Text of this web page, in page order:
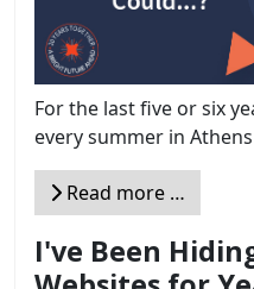
For the last five or six
every summer in
Read more …
I've Been